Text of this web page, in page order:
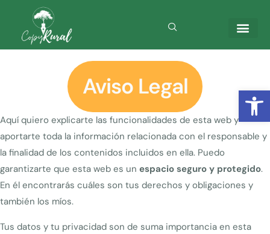
Abrir
Aviso Legal
Aquí quiero explicarte las funcionalidades de esta web y
aportarte toda la información relacionada con el responsable y
la finalidad de los contenidos incluidos en ella. Puedo
garantizarte que esta web es un espacio seguro y protegido.
En él encontrarás cuáles son tus derechos y obligaciones y
también los míos.
Tus datos y tu privacidad son de suma importancia en esta